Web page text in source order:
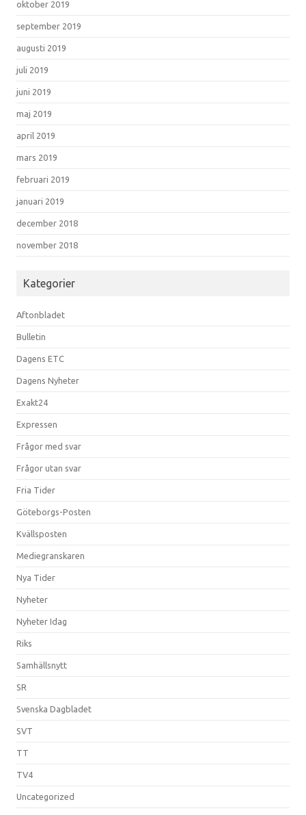
oktober 2019
september 2019
augusti 2019
juli 2019
juni 2019
maj 2019
april 2019
mars 2019
februari 2019
januari 2019
december 2018
november 2018
Kategorier
Aftonbladet
Bulletin
Dagens ETC
Dagens Nyheter
Exakt24
Expressen
Frågor med svar
Frågor utan svar
Fria Tider
Göteborgs-Posten
Kvällsposten
Mediegranskaren
Nya Tider
Nyheter
Nyheter Idag
Riks
Samhällsnytt
SR
Svenska Dagbladet
SVT
TT
TV4
Uncategorized